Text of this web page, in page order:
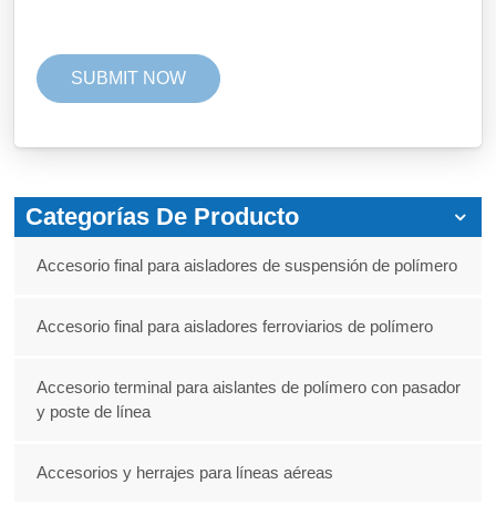
Categorías De Producto
Accesorio final para aisladores de suspensión de polímero
Accesorio final para aisladores ferroviarios de polímero
Accesorio terminal para aislantes de polímero con pasador
y poste de línea
Accesorios y herrajes para líneas aéreas